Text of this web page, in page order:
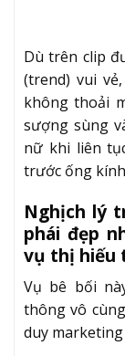
Dù trên clip
(trend) vui
không thoải
sượng sùng
nữ khi liên
trước ống
Nghịch lý
phái đẹp
vụ thị hiếu
Vụ bê bối
thông vô
duy